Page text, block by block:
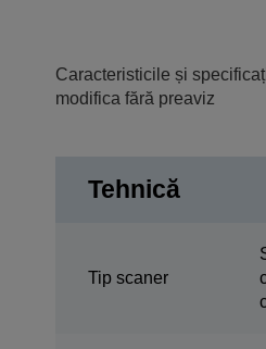
Caracteristicile și
modifica fără preaviz
Tehnică
Tip scaner